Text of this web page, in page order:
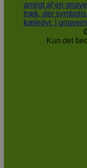
Kun det